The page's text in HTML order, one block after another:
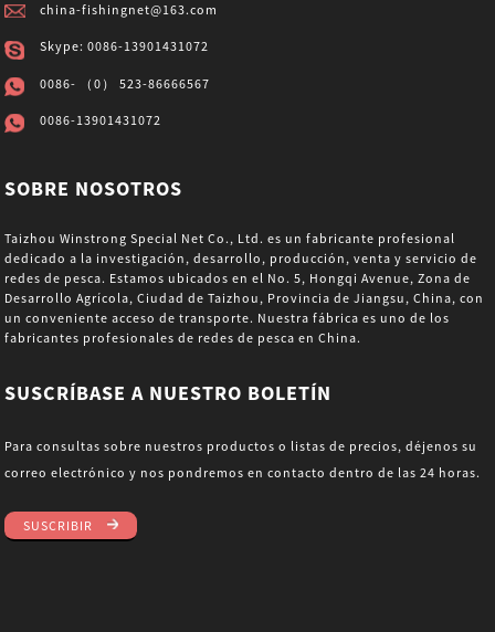
china-fishingnet@163.com
Skype: 0086-13901431072
0086- （0） 523-86666567
0086-13901431072
SOBRE NOSOTROS
Taizhou Winstrong Special Net Co., Ltd. es un fabricante profesional
dedicado a la investigación, desarrollo, producción, venta y servicio de
redes de pesca. Estamos ubicados en el No. 5, Hongqi Avenue, Zona de
Desarrollo Agrícola, Ciudad de Taizhou, Provincia de Jiangsu, China, con
un conveniente acceso de transporte. Nuestra fábrica es uno de los
fabricantes profesionales de redes de pesca en China.
SUSCRÍBASE A NUESTRO BOLETÍN
Para consultas sobre nuestros productos o listas de precios, déjenos su
correo electrónico y nos pondremos en contacto dentro de las 24 horas.
SUSCRIBIR